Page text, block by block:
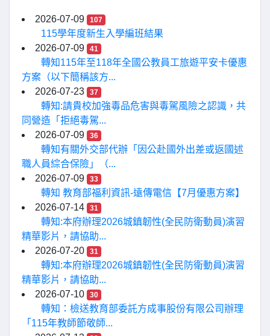
2026-07-09 107
115學年度新生入學編班結果
2026-07-09
41
轉知115年至118年全國公教員工旅遊平安卡優惠
方案（以下簡稱該方...
2026-07-23
37
轉知:請貴校加強毒品危害與毒駕風險之認識，共
同營造「拒絕毒駕...
2026-07-09
36
轉知有關外交部代辦「因公赴國外出差或返國述
職人員綜合保險」（...
2026-07-09
33
轉知 教育部福利資訊-遠傳電信【7月優惠方案】
2026-07-14
31
轉知:本府辦理2026城鎮韌性(全民防衛動員)演習
精華影片，請協助...
2026-07-20
31
轉知:本府辦理2026城鎮韌性(全民防衛動員)演習
精華影片，請協助...
2026-07-10
30
轉知：檢送教育部委託方成事股份有限公司辦理
「115年教師節敬師...